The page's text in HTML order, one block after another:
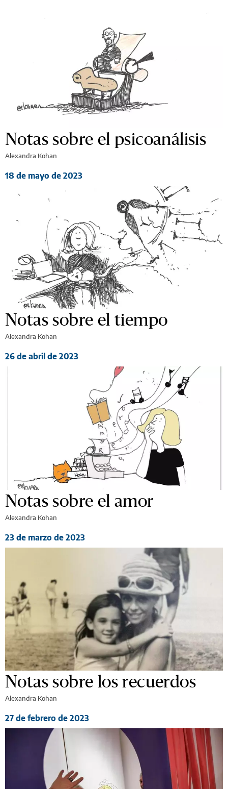
Notas sobre el psicoanálisis
Alexandra Kohan
18 de mayo de 2023
Notas sobre el tiempo
Alexandra Kohan
26 de abril de 2023
Notas sobre el amor
Alexandra Kohan
23 de marzo de 2023
Notas sobre los recuerdos
Alexandra Kohan
27 de febrero de 2023